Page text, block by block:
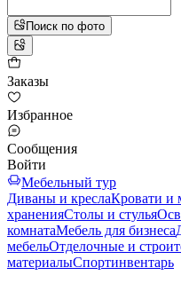
Поиск по фото
Заказы
Избранное
Сообщения
Войти
Мебельный тур
Диваны и креслаКровати и
храненияСтолы и стулья
комнатаМебель для бизнеса
мебельОтделочные и
материалыСпортинвентарь